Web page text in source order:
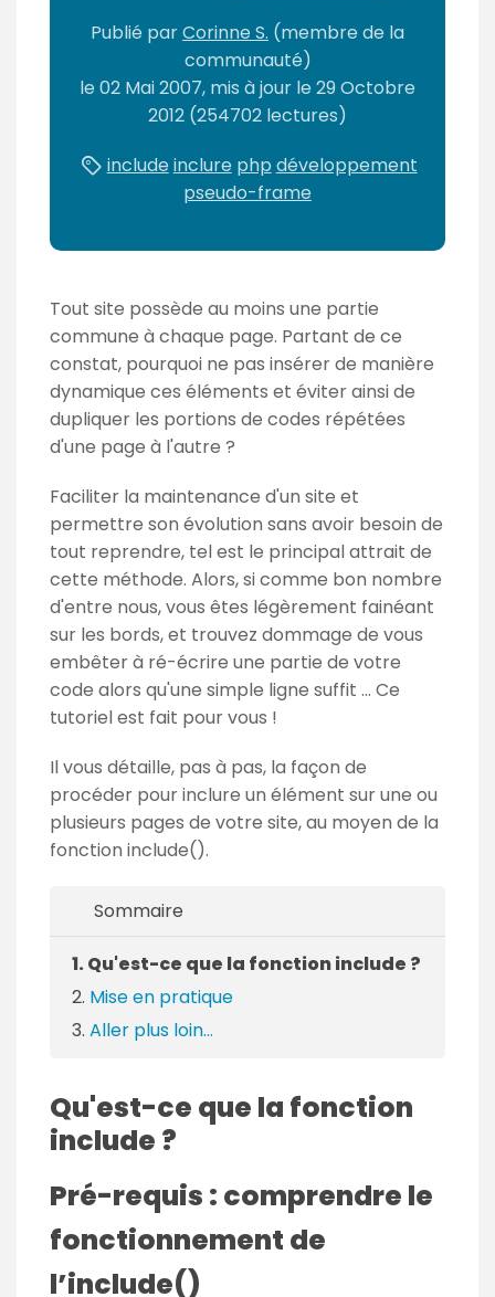
Publié parCorinne S. (membre de la
communauté)
le02 Mai 2007, mis à jour le29 Octobre
2012 (254702 lectures)
includeinclure php développement
pseudo-frame
Tout site possède au moins une partie
commune à chaque page. Partant de ce
constat, pourquoi ne pas insérer de manière
dynamique ces éléments et éviter ainsi de
dupliquer les portions de codes répétées
d'une page à l'autre ?
Faciliter la maintenance d'un site et
permettre son évolution sans avoir besoin de
tout reprendre, tel est le principal attrait de
cette méthode. Alors, si comme bon nombre
d'entre nous, vous êtes légèrement fainéant
sur les bords, et trouvez dommage de vous
embêter à ré-écrire une partie de votre
code alors qu'une simple ligne suffit ... Ce
tutoriel est fait pour vous !
Il vous détaille, pas à pas, la façon de
procéder pour inclure un élément sur une ou
plusieurs pages de votre site, au moyen de la
fonction include().
Sommaire
Qu'est-ce que la fonction include ?
Mise en pratique
Aller plus loin...
Qu'est-ce que la fonction
include ?
Pré-requis : comprendre le
fonctionnement de
l’include()